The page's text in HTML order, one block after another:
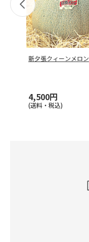
新夕張クィーンメロン
4,500円
(送料・税込)